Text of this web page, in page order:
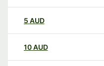
5 AUD
10AUD